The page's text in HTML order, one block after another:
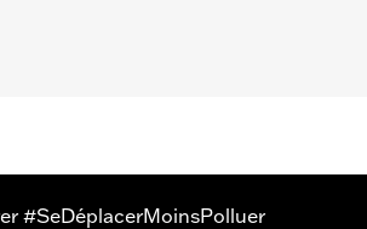
#SeDéplacerMoinsPolluer